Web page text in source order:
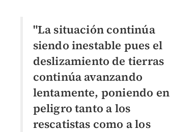
"La situación continúa
siendo inestable pues el
deslizamiento de tierras
continúa avanzando
lentamente, poniendo en
peligro tanto a los
rescatistas como a los